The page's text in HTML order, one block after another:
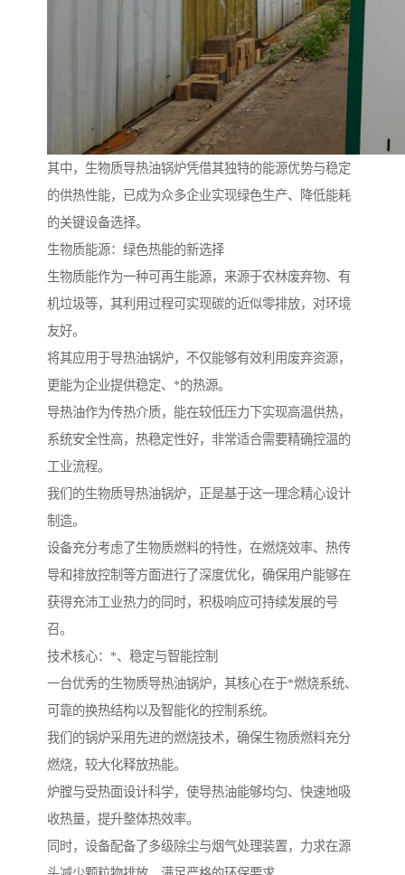
其中，生物质导热油锅炉凭借其独特的能源优势与稳定
的供热性能，已成为众多企业实现绿色生产、降低能耗
的关键设备选择。
生物质能源：绿色热能的新选择
生物质能作为一种可再生能源，来源于农林废弃物、有
机垃圾等，其利用过程可实现碳的近似零排放，对环境
友好。
将其应用于导热油锅炉，不仅能够有效利用废弃资源，
更能为企业提供稳定、*的热源。
导热油作为传热介质，能在较低压力下实现高温供热，
系统安全性高，热稳定性好，非常适合需要精确控温的
工业流程。
我们的生物质导热油锅炉，正是基于这一理念精心设计
制造。
设备充分考虑了生物质燃料的特性，在燃烧效率、热传
导和排放控制等方面进行了深度优化，确保用户能够在
获得充沛工业热力的同时，积极响应可持续发展的号
召。
技术核心：*、稳定与智能控制
一台优秀的生物质导热油锅炉，其核心在于*燃烧系统、
可靠的换热结构以及智能化的控制系统。
我们的锅炉采用先进的燃烧技术，确保生物质燃料充分
燃烧，较大化释放热能。
炉膛与受热面设计科学，使导热油能够均匀、快速地吸
收热量，提升整体热效率。
同时，设备配备了多级除尘与烟气处理装置，力求在源